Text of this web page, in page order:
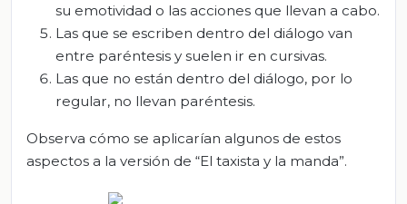
su emotividad o las acciones que llevan a cabo.
Las que se escriben dentro del diálogo van
entre paréntesis y suelen ir en cursivas.
Las que no están dentro del diálogo, por lo
regular, no llevan paréntesis.
Observa cómo se aplicarían algunos de estos
aspectos a la versión de “El taxista y la manda”.